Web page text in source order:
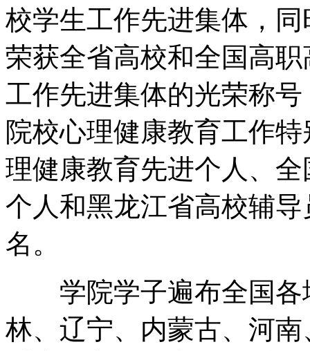
校学生工作先进集体，
荣获全省高校和全国高
工作先进集体的光荣称
院校心理健康教育工作
理健康教育先进个人、
个人和黑龙江省高校辅
名。
学院学子遍布全国各
林、辽宁、内蒙古、河